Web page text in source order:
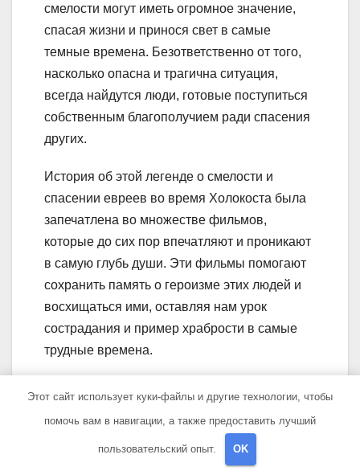
смелости могут иметь огромное значение,
спасая жизни и принося свет в самые
темные времена. Безответственно от того,
насколько опасна и трагична ситуация,
всегда найдутся люди, готовые поступиться
собственным благополучием ради спасения
других.
История об этой легенде о смелости и
спасении евреев во время Холокоста была
запечатлена во множестве фильмов,
которые до сих пор впечатляют и проникают
в самую глубь души. Эти фильмы помогают
сохранить память о героизме этих людей и
восхищаться ими, оставляя нам урок
сострадания и пример храбрости в самые
трудные времена.
Вопрос-ответ:
Какие фильмы о
биографиях стоит
Этот сайт использует куки-файлы и другие технологии, чтобы
помочь вам в навигации, а также предоставить лучший
пользовательский опыт. OK